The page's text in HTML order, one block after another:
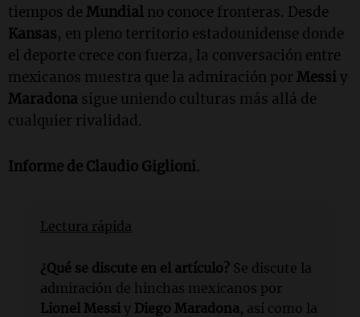
tiempos de Mundial no conoce fronteras. Desde
Kansas, en pleno territorio estadounidense donde
el deporte crece con fuerza, la conversación entre
mexicanos muestra que la admiración por Messiy
Maradona sigue uniendo culturas más allá de
cualquier rivalidad.
Informe de Claudio Giglioni.
Lectura rápida
¿Qué se discute en el artículo? Se discute la
admiración de hinchas mexicanos por
Lionel Messi y Diego Maradona, así como la